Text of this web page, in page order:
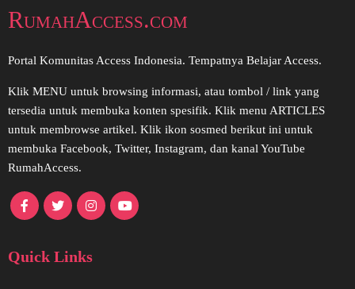
RumahAccess.com
Portal Komunitas Access Indonesia. Tempatnya Belajar Access.
Klik MENU untuk browsing informasi, atau tombol / link yang
tersedia untuk membuka konten spesifik. Klik menu ARTICLES
untuk membrowse artikel. Klik ikon sosmed berikut ini untuk
membuka Facebook, Twitter, Instagram, dan kanal YouTube
RumahAccess.
Quick Links